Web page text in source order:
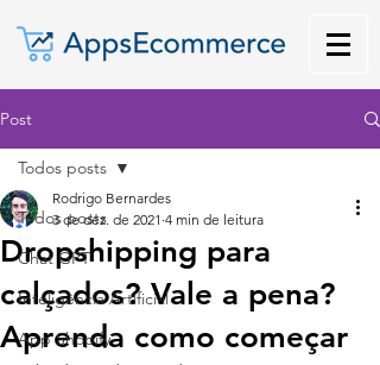
Post
Todos posts
Chat GPT
Inteligência Artificial
App Shopify
Todos posts
Dropshipping para
calçados? Vale a pena?
Aprenda como começar
Rodrigo Bernardes
3 de dez. de 2021 4 min de leitura